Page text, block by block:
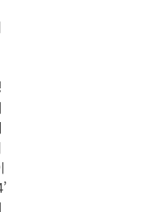
관 국제회의장에서 조선
주최한 ‘스페이스K
터 안형준 과학기술정책
터 연구위원, 채드 앤더슨
털 최고경영자(CEO), 이
스페이스 대표, 이준원